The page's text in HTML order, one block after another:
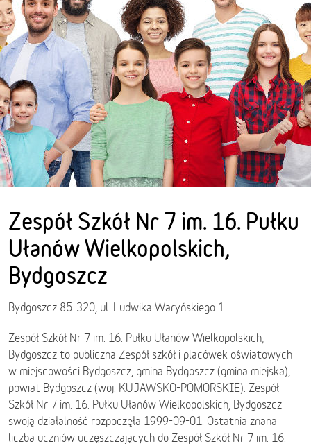
Zespół Szkół Nr 7 im. 16. Pułku
Ułanów Wielkopolskich,
Bydgoszcz
Bydgoszcz 85-320, ul. Ludwika Waryńskiego 1
Zespół Szkół Nr 7 im. 16. Pułku Ułanów Wielkopolskich,
Bydgoszcz to publiczna Zespół szkół i placówek oświatowych
w miejscowości Bydgoszcz, gmina Bydgoszcz (gmina miejska),
powiat Bydgoszcz (woj. KUJAWSKO-POMORSKIE). Zespół
Szkół Nr 7 im. 16. Pułku Ułanów Wielkopolskich, Bydgoszcz
swoją działalność rozpoczęła 1999-09-01. Ostatnia znana
liczba uczniów uczęszczających do Zespół Szkół Nr 7 im. 16.